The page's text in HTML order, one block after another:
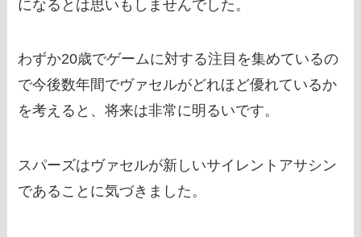
になるとは思いもしませんでした。
わずか20歳でゲームに対する注目を集めているの
で今後数年間でヴァセルがどれほど優れているか
を考えると、将来は非常に明るいです。
スパーズはヴァセルが新しいサイレントアサシン
であることに気づきました。